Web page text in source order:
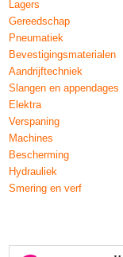
Lagers
Gereedschap
Pneumatiek
Bevestigingsmaterialen
Aandrijftechniek
Slangen en appendages
Elektra
Verspaning
Machines
Bescherming
Hydrauliek
Smering en verf